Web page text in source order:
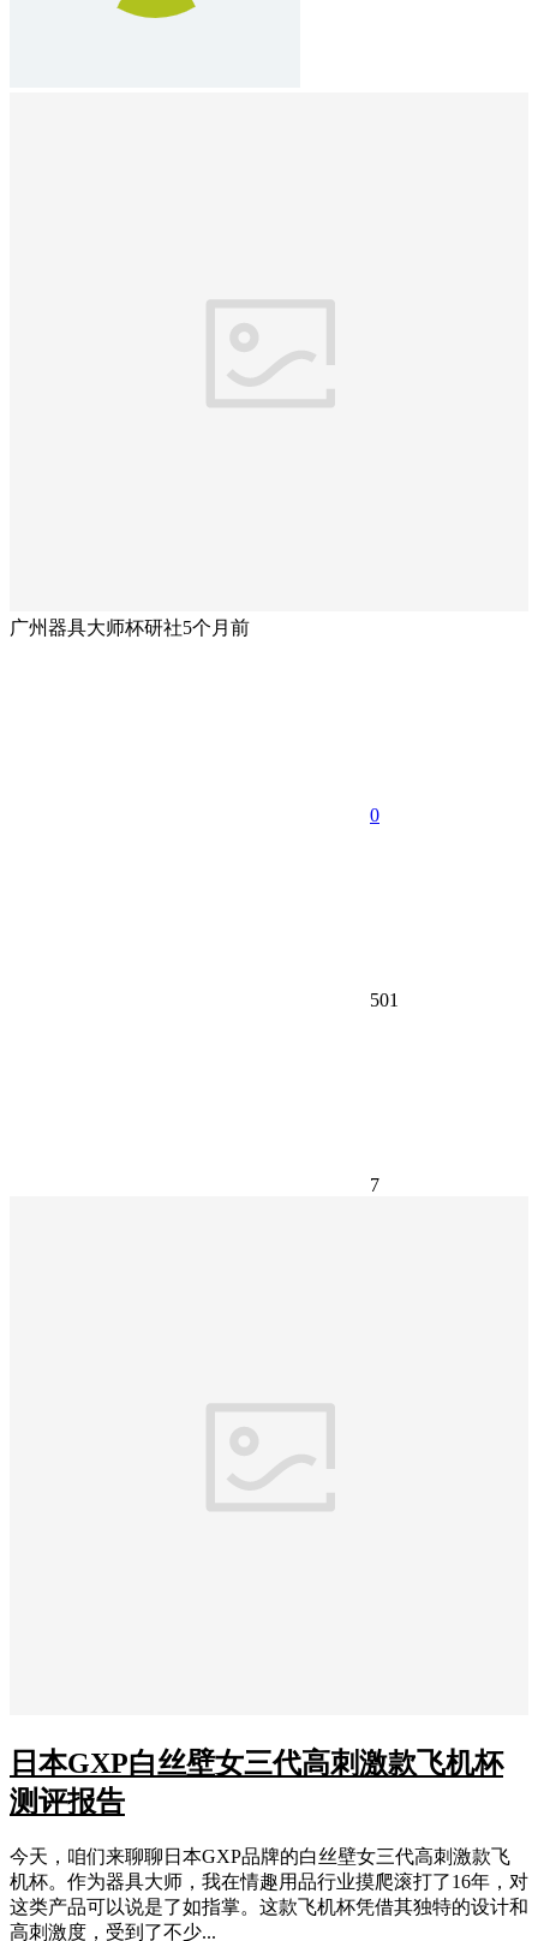
广州器具大师杯研社5个月前
0
501
7
日本GXP白丝壁女三代高刺激款飞机杯
测评报告
今天，咱们来聊聊日本GXP品牌的白丝壁女三代高刺激款飞
机杯。作为器具大师，我在情趣用品行业摸爬滚打了16年，对
这类产品可以说是了如指掌。这款飞机杯凭借其独特的设计和
高刺激度，受到了不少...